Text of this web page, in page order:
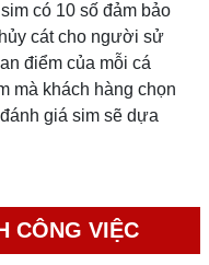
có 10 số đảm bảo
cát cho người sử
điểm của mỗi cá
mà khách hàng chọn
giá sim sẽ dựa
CÔNG VIỆC